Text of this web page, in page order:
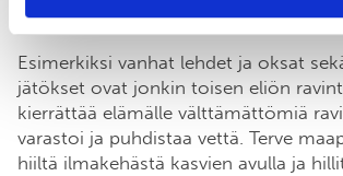
Esimerkiksi vanhat lehdet ja oksat
jätökset ovat jonkin toisen eliön
kierrättää elämälle välttämättömiä
varastoi ja puhdistaa vettä. Terve
hiiltä ilmakehästä kasvien avulla ja